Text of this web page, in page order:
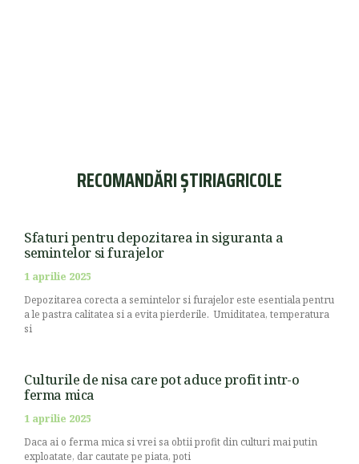
RECOMANDĂRI ȘTIRIAGRICOLE
Sfaturi pentru depozitarea in siguranta a
semintelor si furajelor
1 aprilie 2025
Depozitarea corecta a semintelor si furajelor este esentiala pentru
a le pastra calitatea si a evita pierderile. Umiditatea, temperatura
si
Culturile de nisa care pot aduce profit intr-o
ferma mica
1 aprilie 2025
Daca ai o ferma mica si vrei sa obtii profit din culturi mai putin
exploatate, dar cautate pe piata, poti